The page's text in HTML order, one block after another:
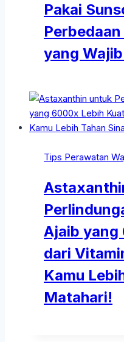
Pakai
yang
Tips Perawatan
Ajaib yang
dari
Kamu
Matahari!